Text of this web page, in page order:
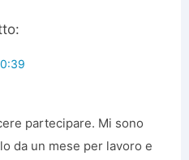
partecipare. Mi sono
da un mese per lavoro e